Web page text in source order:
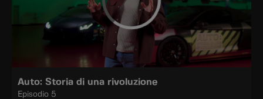
Auto: Storia di una rivoluzione
Episodio 5